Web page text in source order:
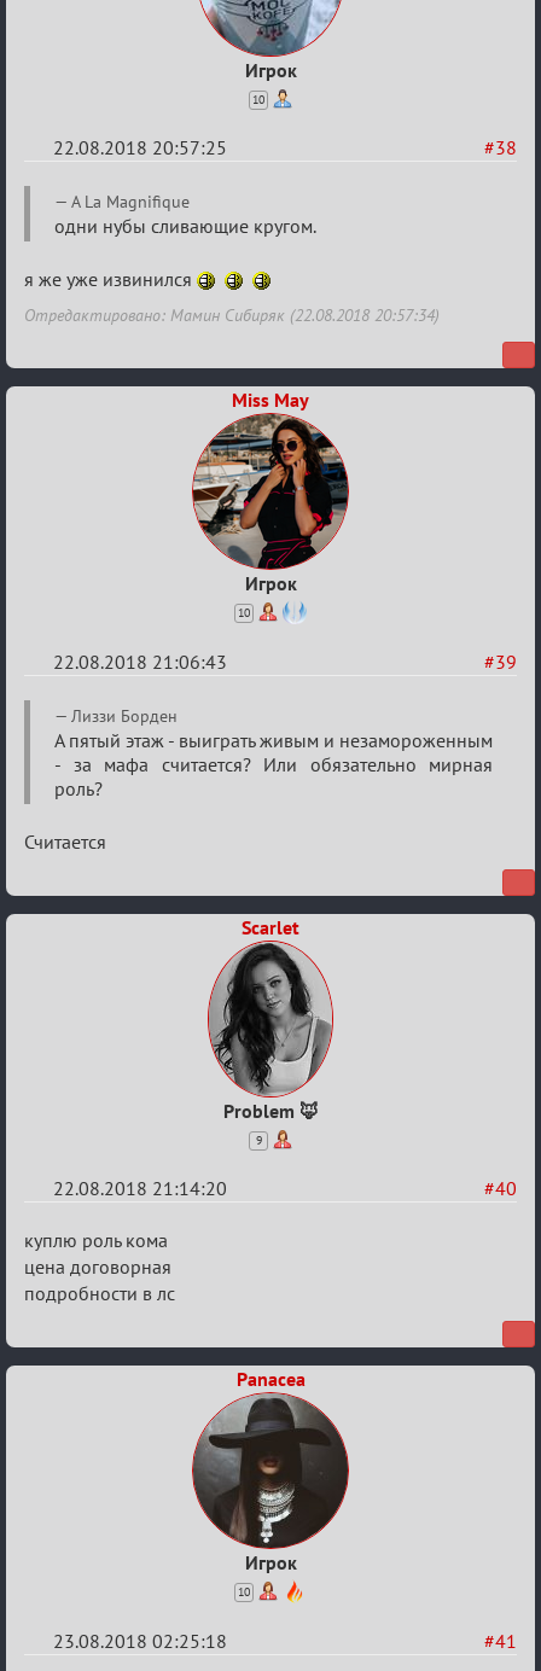
Игрок
10
#38
22.08.2018 20:57:25
Re:
Обсуждение
Fuzz
Building"
A La Magnifique
одни нубы сливающие кругом.
я же уже извинился
Отредактировано: Мамин Сибиряк (22.08.2018 20:57:34)
Miss May
Игрок
10
#39
22.08.2018 21:06:43
Re:
Обсуждение
"Hot
Fuzz
Building"
Лиззи Борден
А пятый этаж - выиграть живым и незамороженным
- за мафа считается? Или обязательно мирная
роль?
Считается
Scarlet
Рroblem 🦊
9
#40
22.08.2018 21:14:20
Re:
Обсуждение
"Hot
Building"
куплю роль кома
цена договорная
подробности в лс
Panacea
Игрок
10
#41
23.08.2018 02:25:18